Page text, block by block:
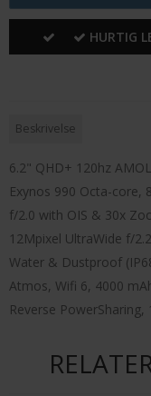
HURTIG
Beskrivelse
6.2" QHD+ 120hz
Exynos 990 Octa-core,
f/2.0 with OIS & 30x
12Mpixel UltraWide f/
Water & Dustproof
Atmos, Wifi 6, 4000
Reverse PowerSharing,